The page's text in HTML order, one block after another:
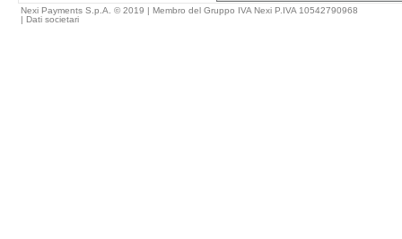
Nexi Payments S.p.A. © 2019 | Membro del Gruppo IVA Nexi P.IVA 10542790968
| Dati societari